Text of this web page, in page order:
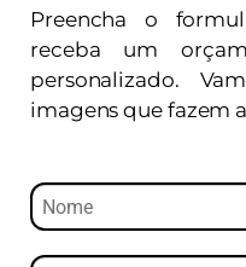
Preencha o
receba um
personalizado.
imagens que fazem